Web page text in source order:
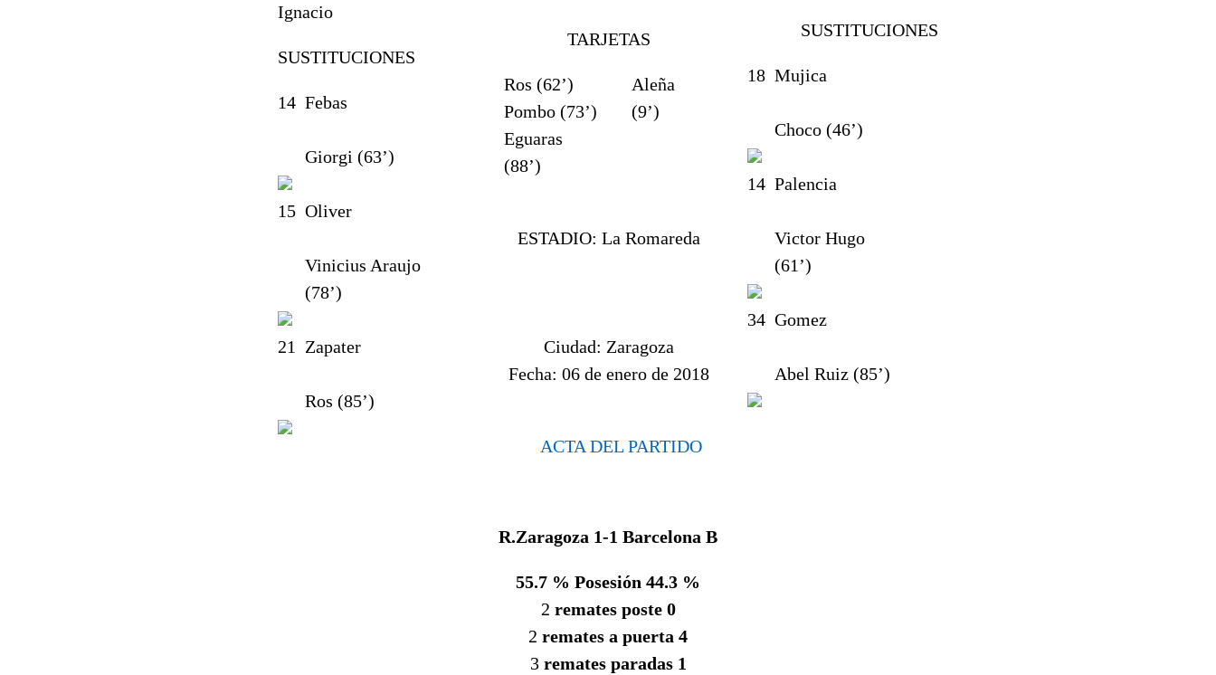
Ignacio
SUSTITUCIONES
14 Febas
Giorgi (63’)
15 Oliver
Vinicius Araujo
(78’)
21 Zapater
Ros (85’)
TARJETAS
Ros (62’)
Pombo (73’)
Eguaras
(88’)
Aleña
(9’)
ESTADIO: La Romareda
Ciudad: Zaragoza
Fecha: 06 de enero de 2018
ACTA DEL PARTIDO
SUSTITUCIONES
18 Mujica
Choco (46’)
14 Palencia
Victor Hugo
(61’)
34 Gomez
Abel Ruiz (85’)
R.Zaragoza 1-1 Barcelona B
55.7 % Posesión 44.3 %
2 remates poste 0
2 remates a puerta 4
3 remates paradas 1